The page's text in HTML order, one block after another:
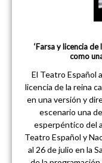
‘Farsa y licencia
como
El Teatro Español
licencia de la reina
en una versión y
escenario una
esperpéntico del
Teatro Español y
al 26 de julio en la